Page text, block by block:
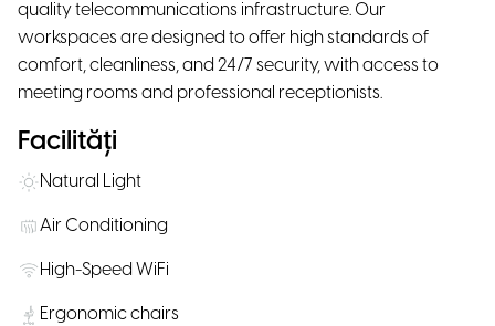
quality telecommunications infrastructure. Our
workspaces are designed to offer high standards of
comfort, cleanliness, and 24/7 security, with access to
meeting rooms and professional receptionists.
Facilități
Natural Light
Air Conditioning
High-Speed WiFi
Ergonomic chairs